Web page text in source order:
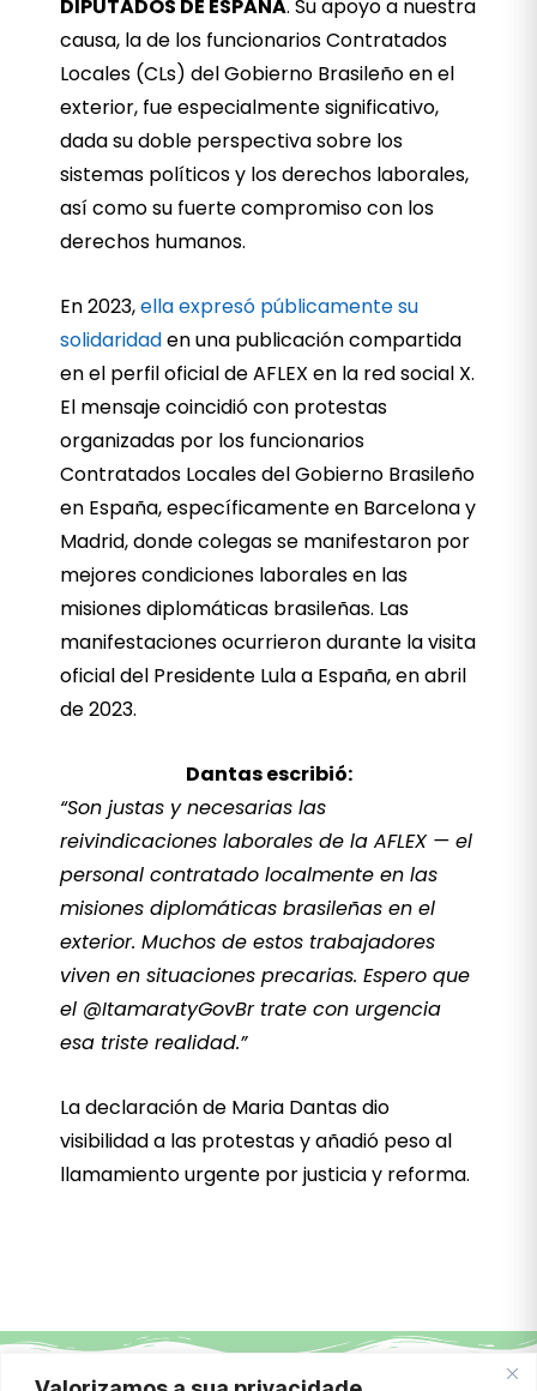
DIPUTADOS DE ESPAÑA. Su apoyo a nuestra
causa, la de los funcionarios Contratados
Locales (CLs) del Gobierno Brasileño en el
exterior, fue especialmente significativo,
dada su doble perspectiva sobre los
sistemas políticos y los derechos laborales,
así como su fuerte compromiso con los
derechos humanos.
En 2023,ella expresó públicamente su
solidaridaden una publicación compartida
en el perfil oficial de AFLEX en la red social X.
El mensaje coincidió con protestas
organizadas por los funcionarios
Contratados Locales del Gobierno Brasileño
en España, específicamente en Barcelona y
Madrid, donde colegas se manifestaron por
mejores condiciones laborales en las
misiones diplomáticas brasileñas. Las
manifestaciones ocurrieron durante la visita
oficial del Presidente Lula a España, en abril
de 2023.
Dantas escribió:
“Son justas y necesarias las
reivindicaciones laborales de la AFLEX — el
personal contratado localmente en las
misiones diplomáticas brasileñas en el
exterior. Muchos de estos trabajadores
viven en situaciones precarias. Espero que
el @ItamaratyGovBr trate con urgencia
esa triste realidad.”
La declaración de Maria Dantas dio
visibilidad a las protestas y añadió peso al
llamamiento urgente por justicia y reforma.